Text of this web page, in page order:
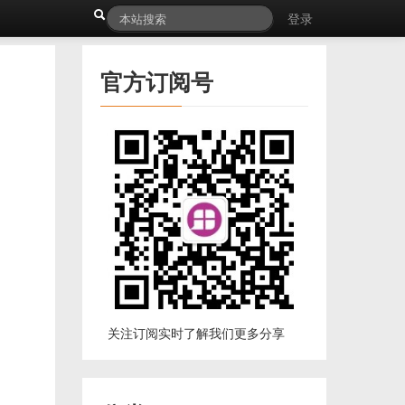
登录
官方订阅号
关注订阅实时了解我们更多分享